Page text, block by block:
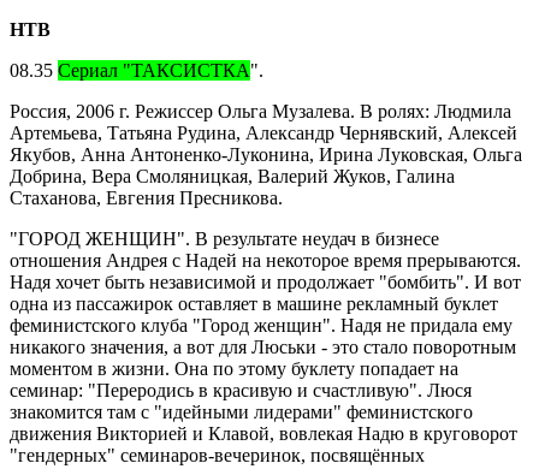
НТВ
08.35 Сериал "ТАКСИСТКА".
Россия, 2006 г. Режиссер Ольга Музалева. В ролях: Людмила
Артемьева, Татьяна Рудина, Александр Чернявский, Алексей
Якубов, Анна Антоненко-Луконина, Ирина Луковская, Ольга
Добрина, Вера Смоляницкая, Валерий Жуков, Галина
Стаханова, Евгения Пресникова.
"ГОРОД ЖЕНЩИН". В результате неудач в бизнесе
отношения Андрея с Надей на некоторое время прерываются.
Надя хочет быть независимой и продолжает "бомбить". И вот
одна из пассажирок оставляет в машине рекламный буклет
феминистского клуба "Город женщин". Надя не придала ему
никакого значения, а вот для Люськи - это стало поворотным
моментом в жизни. Она по этому буклету попадает на
семинар: "Переродись в красивую и счастливую". Люся
знакомится там с "идейными лидерами" феминистского
движения Викторией и Клавой, вовлекая Надю в круговорот
"гендерных" семинаров-вечеринок, посвящённых